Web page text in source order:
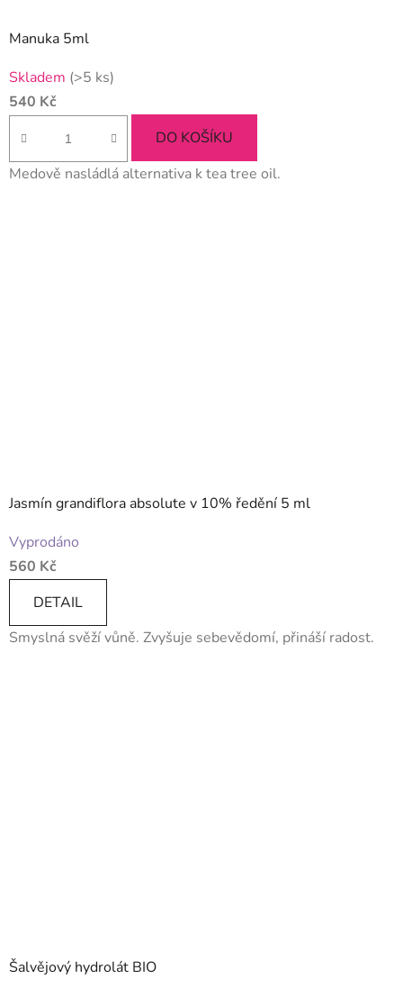
Manuka 5ml
Skladem (>5 ks)
540 Kč
DO KOŠÍKU
Medově nasládlá alternativa k tea tree oil.
Jasmín grandiflora absolute v 10% ředění 5 ml
hodnocení
produktu
5,0
z
Vyprodáno
560 Kč
DETAIL
Smyslná svěží vůně. Zvyšuje sebevědomí, přináší radost.
Šalvějový hydrolát BIO